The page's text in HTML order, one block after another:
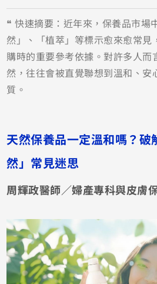
❝ 快速摘要：近年來，保養品市場
然」、「植萃」等標示愈來愈常見
購時的重要參考依據。對許多人而
然，往往會被直覺聯想到溫和、安
質。
天然保養品一定溫和嗎？破
然」常見迷思
周輝政醫師／婦產專科與皮膚